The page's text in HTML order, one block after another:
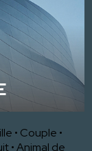
• Couple •
•Animal de